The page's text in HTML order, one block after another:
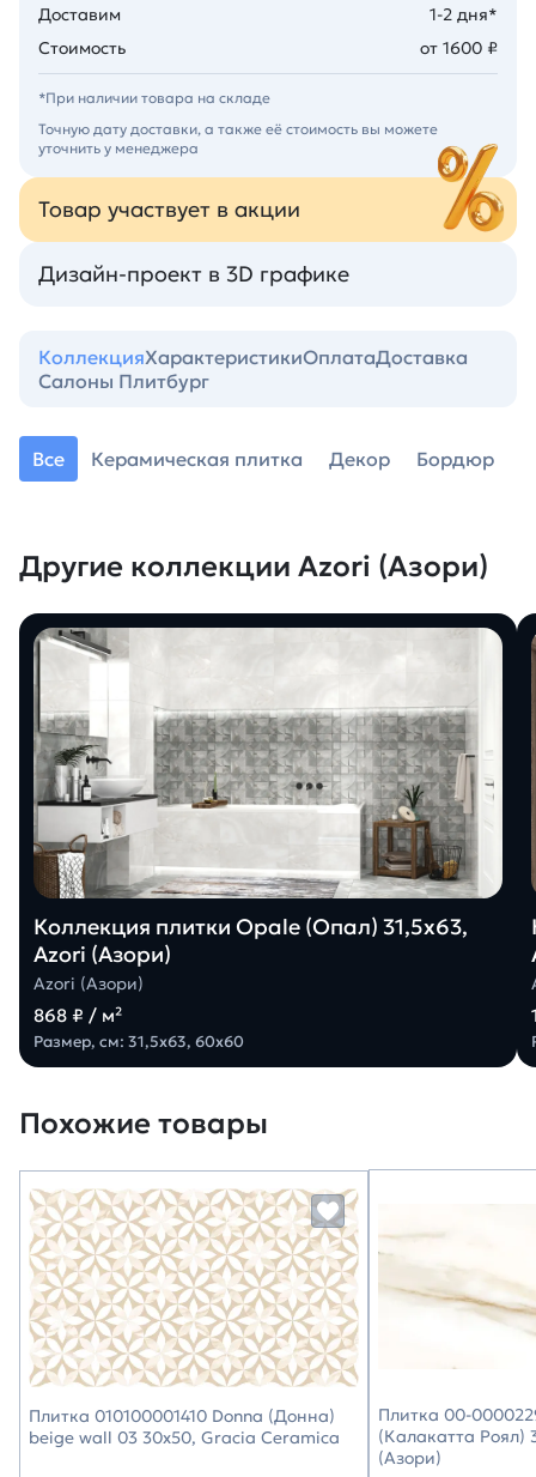
Доставим
1-2 дня*
Стоимость
от 1600 ₽
*При наличии товара на складе
Точную дату доставки, а также её стоимость вы можете
уточнить у менеджера
Товар участвует в акции
Дизайн-проект в 3D графике
КоллекцияХарактеристикиОплатаДоставка
Салоны Плитбург
Все Керамическая плитка Декор Бордюр
Другие коллекции Azori (Азори)
Коллекция плитки Opale (Опал) 31,5х63,
Azori (Азори)
Azori (Азори)
868 ₽ / м²
Размер, см: 31,5х63, 60х60
Похожие товары
Плитка 010100001410 Donna (Донна)
beige wall 03 30х50, Gracia Ceramica
Плитка 00-
(Калакатта Роял)
(Азори)